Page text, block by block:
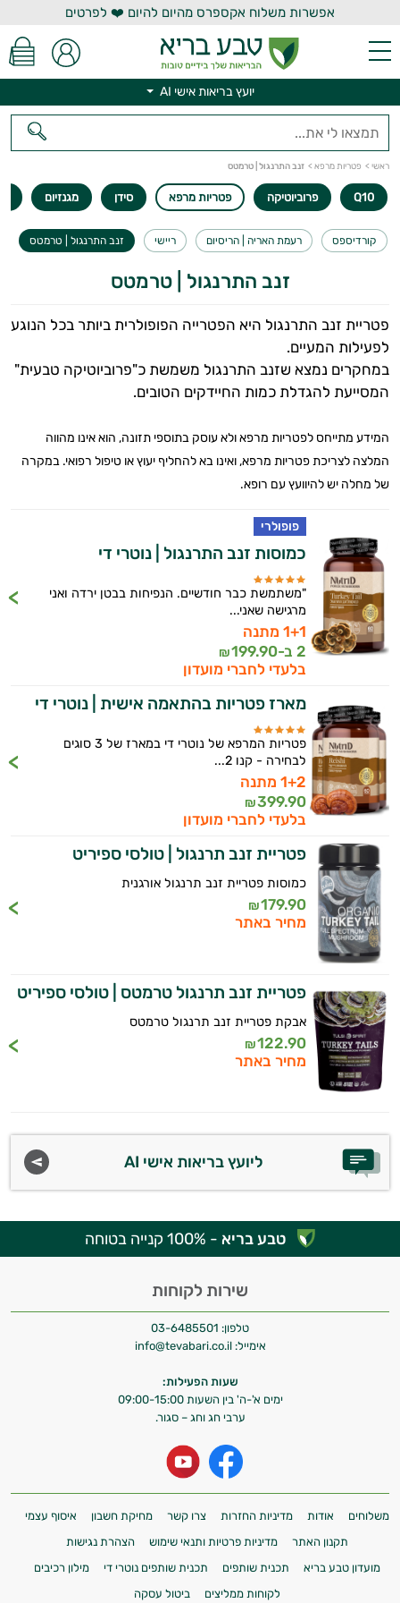
אפשרות משלוח אקספרס מהיום להיום ❤️ לפרטים
יועץ בריאות אישי AI
ראשי > פטריות מרפא > זנב התרנגול | טרמטס
קורדיספס
זנב
התרנגול
|
טרמטס
ריישי
רעמת
הריסיום
מאיטקה
כל
Q10 פרוביוטיקה פטריות מרפא סידן מגנזיום
קורדיספס רעמת האריה | הריסיום ריישי זנב התרנגול | טרמטס
זנב התרנגול | טרמטס
פטריית זנב התרנגול היא הפטרייה הפופולרית ביותר בכל הנוגע
לפעילות המעיים.
במחקרים נמצא שזנב התרנגול משמשת כ"פרוביוטיקה טבעית"
המסייעת להגדלת כמות החיידקים הטובים.
המידע מתייחס לפטריות מרפא ולא עוסק בתוספי תזונה, הוא אינו מהווה
המלצה לצריכת פטריות מרפא, ואינו בא להחליף יעוץ או טיפול רפואי. במקרה
של מחלה יש להיוועץ עם רופא.
פופולרי
כמוסות זנב התרנגול | נוטרי די
"משתמשת כבר חודשיים. הנפיחות בבטן ירדה ואני
מרגישה שאני...
1+1 מתנה
2 ב-
199.90
₪
בלעדי לחברי מועדון
מארז פטריות בהתאמה אישית | נוטרי די
פטריות המרפא של נוטרי די במארז של 3 סוגים
לבחירה - קנו 2...
1+2 מתנה
399.90
₪
בלעדי לחברי מועדון
פטריית זנב תרנגול | טולסי ספיריט
כמוסות פטריית זנב תרנגול אורגנית
179.90
₪
מחיר באתר
פטריית זנב תרנגול טרמטס | טולסי ספיריט
אבקת פטריית זנב תרנגול טרמטס
122.90
₪
מחיר באתר
ליועץ בריאות אישי AI
טבע בריא - 100% קנייה בטוחה
שירות לקוחות
טלפון: 03-6485501
אימייל: info@tevabari.co.il
שעות הפעילות:
ימים א'-ה' בין השעות 09:00-15:00
ערבי חג וחג – סגור.
משלוחים אודות מדיניות החזרות צרו קשר מחיקת חשבון
איסוף עצמי
תקנון האתר
מדיניות פרטיות ותנאי שימוש
הצהרת נגישות
מועדון טבע בריא
תכנית שותפים תכנית שותפים נוטרי די
מילון רכיבים
לקוחות ממליצים
ביטול עסקה
היי,
אני יועץ הבריאות האישי AI של טבע בריא.
התשובות שלי מבוססות על מאגרי מידע קליניים
וספרות מקצועית בתחומי הרפואה הטבעית
ותזונת הספורט.
אני כאן כדי לעזור לך להתאים את תוספי
התזונה ומוצרי הבריאות המדויקים למטרות
ולמצב הגופני שלך, ולהסביר לך אילו רכיבים
עובדים יחד כדי למקסם תוצאות גם בחיי היום
יום וגם בתחום הכושר והספורט.
המטרה שלי היא להתאים עבורך המלצות
אישיות מבוססות מדעית.
זה הזמן להתחיל. איך אוכל לעזור?